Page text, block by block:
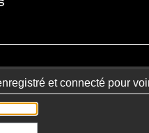
et connecté pour